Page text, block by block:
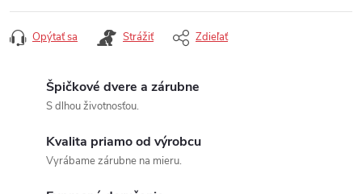
Opýtať sa Strážiť Zdieľať
Špičkové dvere a zárubne
S dlhou životnosťou.
Kvalita priamo od výrobcu
Vyrábame zárubne na mieru.